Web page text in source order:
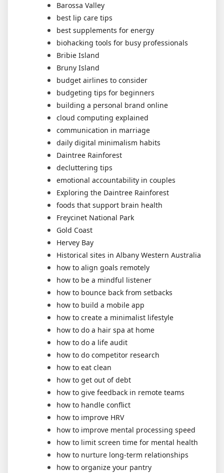
Barossa Valley
best lip care tips
best supplements for energy
biohacking tools for busy professionals
Bribie Island
Bruny Island
budget airlines to consider
budgeting tips for beginners
building a personal brand online
cloud computing explained
communication in marriage
daily digital minimalism habits
Daintree Rainforest
decluttering tips
emotional accountability in couples
Exploring the Daintree Rainforest
foods that support brain health
Freycinet National Park
Gold Coast
Hervey Bay
Historical sites in Albany Western Australia
how to align goals remotely
how to be a mindful listener
how to bounce back from setbacks
how to build a mobile app
how to create a minimalist lifestyle
how to do a hair spa at home
how to do a life audit
how to do competitor research
how to eat clean
how to get out of debt
how to give feedback in remote teams
how to handle conflict
how to improve HRV
how to improve mental processing speed
how to limit screen time for mental health
how to nurture long-term relationships
how to organize your pantry